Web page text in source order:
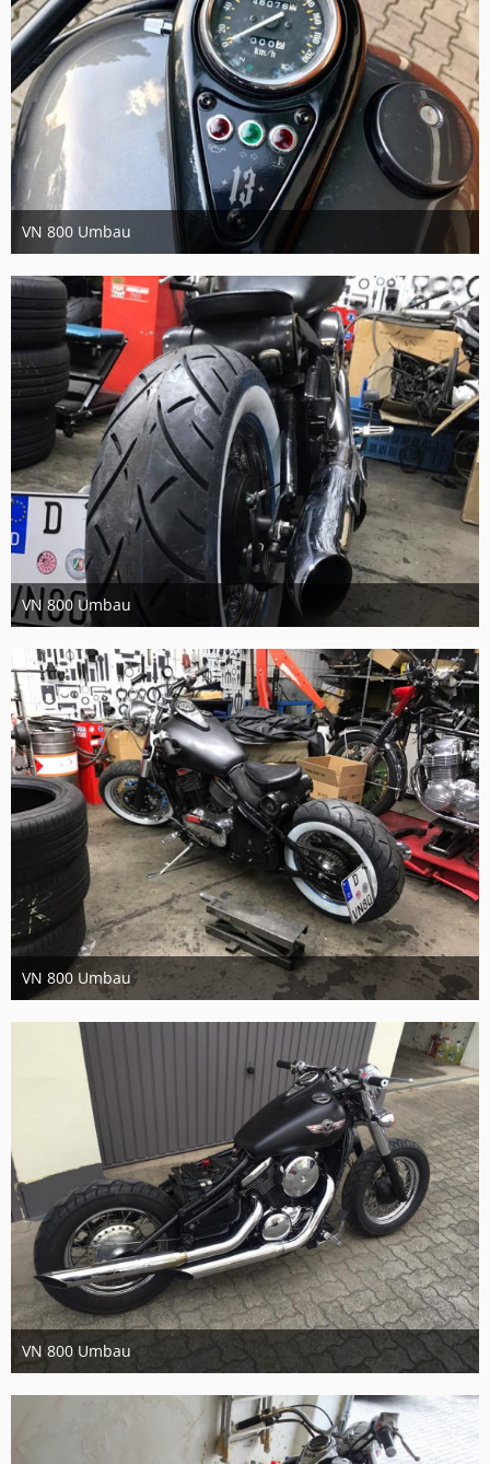
VN 800 Umbau
11. September 2017
VN 800 Umbau
11. September 2017
VN 800 Umbau
11. September 2017
6
VN 800 Umbau
11. September 2017